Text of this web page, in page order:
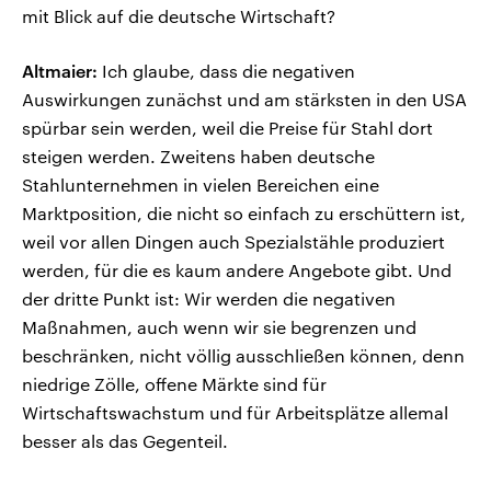
mit Blick auf die deutsche Wirtschaft?
Altmaier: Ich glaube, dass die negativen
Auswirkungen zunächst und am stärksten in den USA
spürbar sein werden, weil die Preise für Stahl dort
steigen werden. Zweitens haben deutsche
Stahlunternehmen in vielen Bereichen eine
Marktposition, die nicht so einfach zu erschüttern ist,
weil vor allen Dingen auch Spezialstähle produziert
werden, für die es kaum andere Angebote gibt. Und
der dritte Punkt ist: Wir werden die negativen
Maßnahmen, auch wenn wir sie begrenzen und
beschränken, nicht völlig ausschließen können, denn
niedrige Zölle, offene Märkte sind für
Wirtschaftswachstum und für Arbeitsplätze allemal
besser als das Gegenteil.